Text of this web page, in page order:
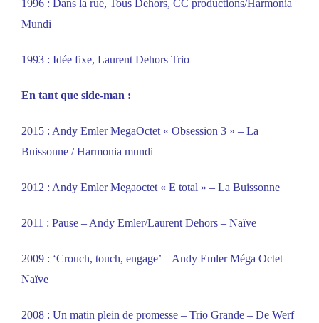
1996 : Dans la rue, Tous Dehors, CC productions/Harmonia
Mundi
1993 : Idée fixe, Laurent Dehors Trio
En tant que side-man :
2015 : Andy Emler MegaOctet « Obsession 3 » – La
Buissonne / Harmonia mundi
2012 : Andy Emler Megaoctet « E total » – La Buissonne
2011 : Pause – Andy Emler/Laurent Dehors – Naïve
2009 : ‘Crouch, touch, engage’ – Andy Emler Méga Octet –
Naïve
2008 : Un matin plein de promesse – Trio Grande – De Werf